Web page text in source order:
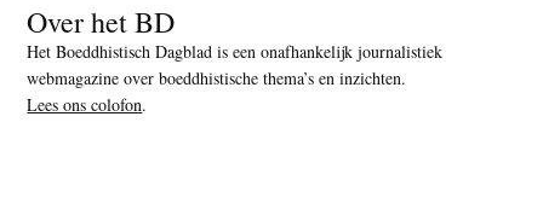
Over het BD
Het Boeddhistisch Dagblad is een onafhankelijk journalistiek
webmagazine over boeddhistische thema’s en inzichten.
Lees ons colofon.